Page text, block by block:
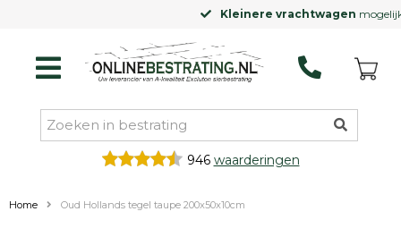
Kleinere vrachtwagenmogelijk
946 waarderingen
Home Oud Hollands tegel taupe 200x50x10cm